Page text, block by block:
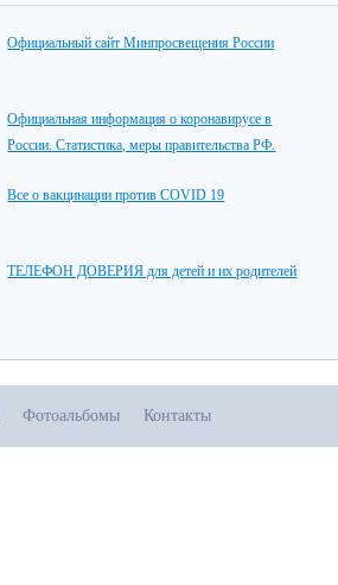
Официальный сайт Минпросвещения России
Официальная информация о коронавирусе в
России. Статистика, меры правительства РФ.
Все о вакцинации против COVID 19
ТЕЛЕФОН ДОВЕРИЯ для детей и их родителей
Фотоальбомы Контакты